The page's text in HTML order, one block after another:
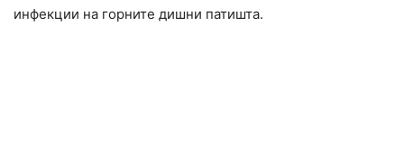
инфекции на горните дишни патишта.